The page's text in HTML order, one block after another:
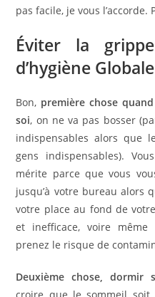
pas facile, je vous l’accorde.
Éviter la
d’hygiène Globale
Bon, première chose
soi, on ne va pas bosser
indispensables alors que
gens indispensables).
mérite parce que vous
jusqu’à votre bureau alors
votre place au fond de
et inefficace, voire
prenez le risque de
Deuxième chose, dormir